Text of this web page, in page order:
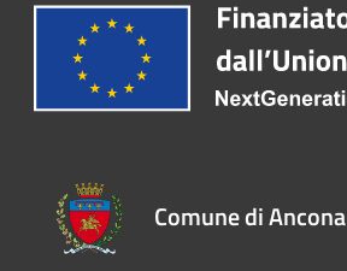
Comune di Ancona